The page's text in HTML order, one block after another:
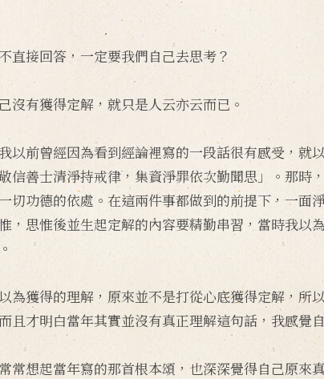
直接回答，一定要我們自己去思考？
沒有獲得定解，就只是人云亦云而已。
以前曾經因為看到經論裡寫的一段話很有感受，
信善士清淨持戒律，集資淨罪依次勤聞思」。那
切功德的依處。在這兩件事都做到的前提下，一
，思惟後並生起定解的內容要精勤串習，當時我
為獲得的理解，原來並不是打從心底獲得定解，
且才明白當年其實並沒有真正理解這句話，我感覺
常想起當年寫的那首根本頌，也深深覺得自己原來